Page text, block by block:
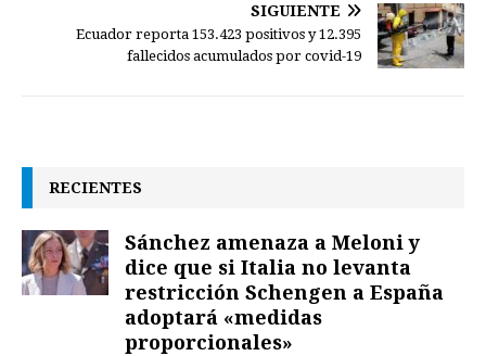
SIGUIENTE
Ecuador reporta 153.423 positivos y 12.395
fallecidos acumulados por covid-19
RECIENTES
Sánchez amenaza a Meloni y
dice que si Italia no levanta
restricción Schengen a España
adoptará «medidas
proporcionales»